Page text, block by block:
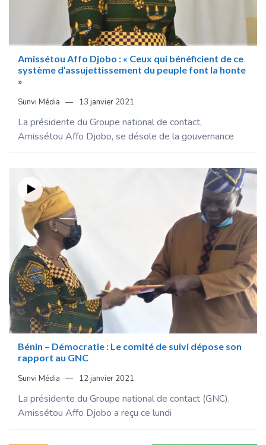
Amissétou Affo Djobo : « Ceux qui bénéficient de ce
système d’assujettissement du peuple font la honte
»
Sunvi Média 13 janvier 2021
La présidente du Groupe national de contact,
Amissétou Affo Djobo, se désole de la gouvernance
Bénin – Démocratie : Le comité de suivi dépose son
rapport au GNC
Sunvi Média 12 janvier 2021
La présidente du Groupe national de contact (GNC),
Amissétou Affo Djobo a reçu ce lundi